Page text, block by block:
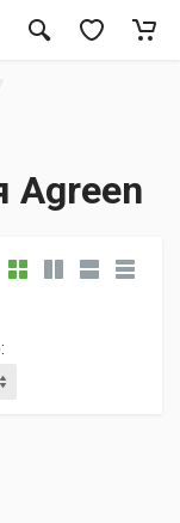
Agreen
: